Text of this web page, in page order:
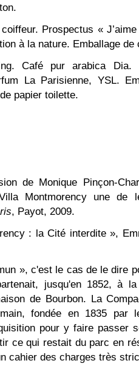
Prospectus «
à la nature. Emballage de
Café pur arabica Dia.
La Parisienne, YSL.
papier toilette.
de Monique Pinçon-
Montmorency une de
, Payot, 2009.
: la Cité interdite »,
», c'est le cas de le dire
jusqu'en 1852, à
de Bourbon. La
fondée en 1835 par
pour y faire passer
ce qui restait du parc en
cahier des charges très